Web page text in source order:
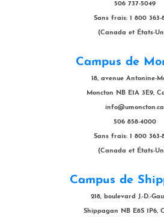
506 737-5049
Sans frais: 1 800 363-
(Canada et États-
Campus de
18, avenue Antonine-
Moncton NB E1A 3E9,
info@umoncton.ca
506 858-4000
Sans frais: 1 800 363-
(Canada et États-
Campus de
218, boulevard J.-D.-
Shippagan NB E8S 1P6,